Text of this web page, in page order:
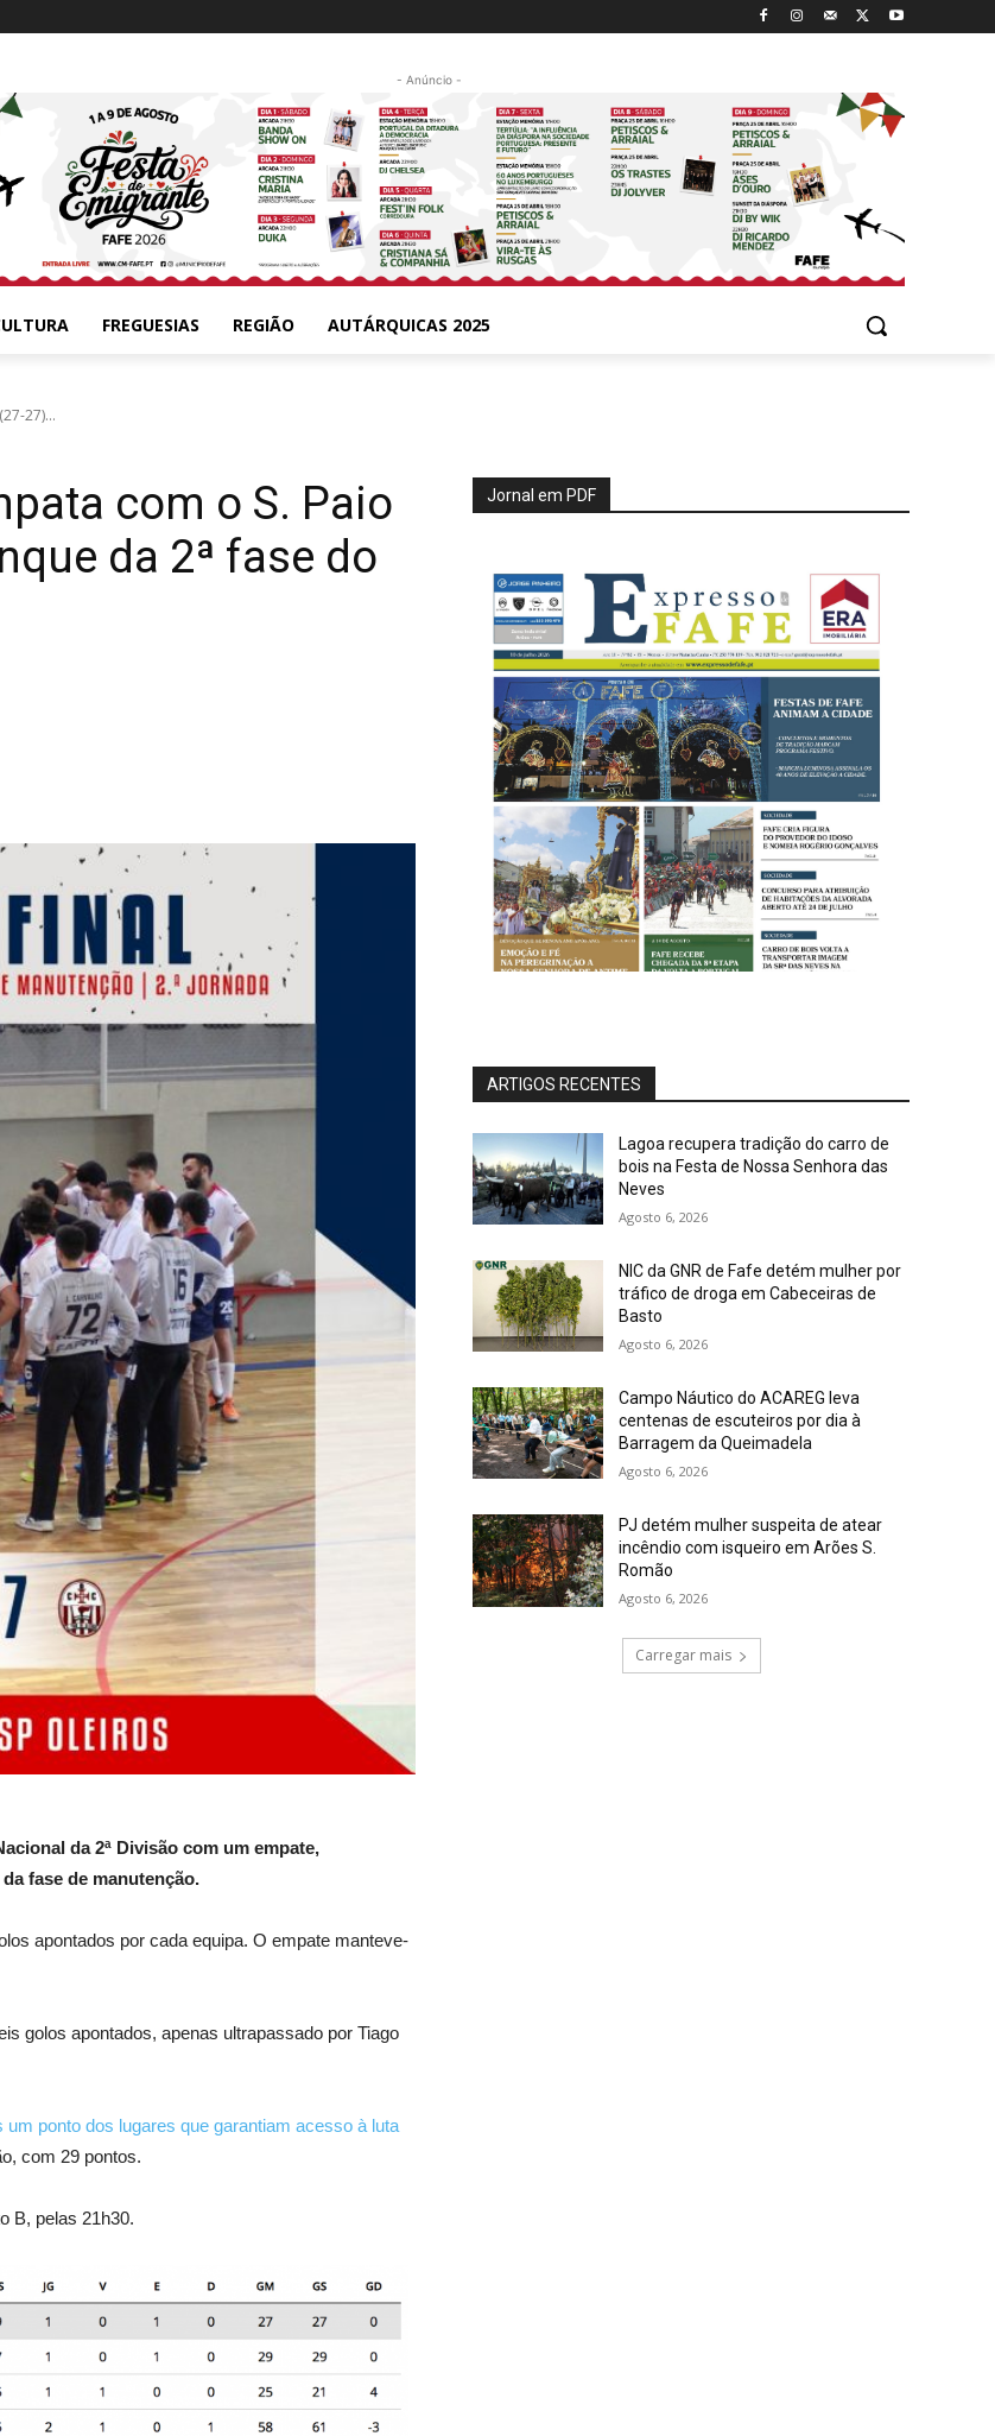
- Anúncio -
FREGUESIAS REGIÃO AUTÁRQUICAS 2025
27)...
com o S. Paio
da 2ª fase do
da 2ª Divisão com um empate,
fase de manutenção.
apontados por cada equipa. O empate manteve-
golos apontados, apenas ultrapassado por Tiago
um ponto dos lugares que garantiam acesso à luta
com 29 pontos.
B, pelas 21h30.
Jornal em PDF
ARTIGOS RECENTES
Lagoa recupera tradição do carro de
bois na Festa de Nossa Senhora das
Neves
Agosto 6, 2026
NIC da GNR de Fafe detém mulher por
tráfico de droga em Cabeceiras de
Basto
Agosto 6, 2026
Campo Náutico do ACAREG leva
centenas de escuteiros por dia à
Barragem da Queimadela
Agosto 6, 2026
PJ detém mulher suspeita de atear
incêndio com isqueiro em Arões S.
Romão
Agosto 6, 2026
Carregar mais